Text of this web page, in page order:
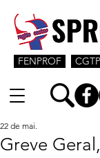
FENPROF
Greve
22 de mai.